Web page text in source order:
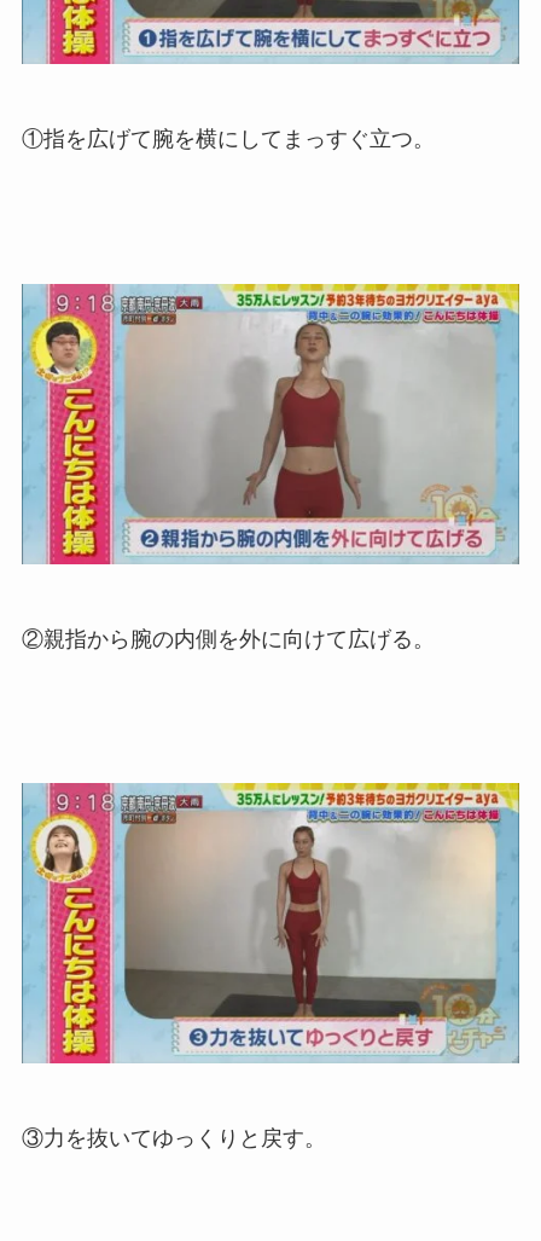
①指を広げて腕を横にしてまっすぐ立つ。
②親指から腕の内側を外に向けて広げる。
③力を抜いてゆっくりと戻す。